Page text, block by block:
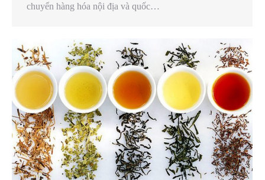
chuyển hàng hóa nội địa và quốc…